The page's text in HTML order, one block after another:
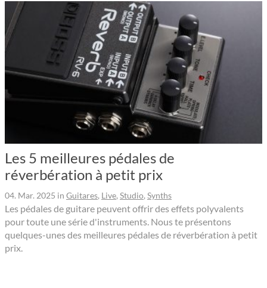
Les 5 meilleures pédales de
réverbération à petit prix
04. Mar. 2025 in Guitares, Live, Studio, Synths
Les pédales de guitare peuvent offrir des effets polyvalents
pour toute une série d'instruments. Nous te présentons
quelques-unes des meilleures pédales de réverbération à petit
prix.